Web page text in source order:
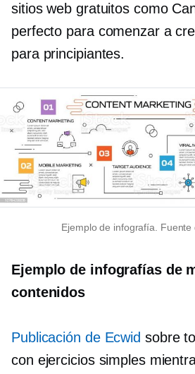
sitios web gratuitos como
perfecto para comenzar a
para principiantes.
Ejemplo de infografía. Fuente
Ejemplo de infografías de
contenidos
Publicación de Ecwid sobre
con ejercicios simples